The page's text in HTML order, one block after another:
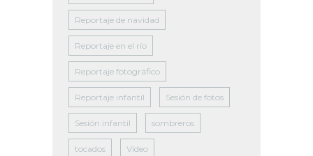
Reportaje de navidad
Reportaje en el río
Reportaje fotográfico
Reportaje infantil Sesión de fotos
Sesión infantil sombreros
tocados Vídeo